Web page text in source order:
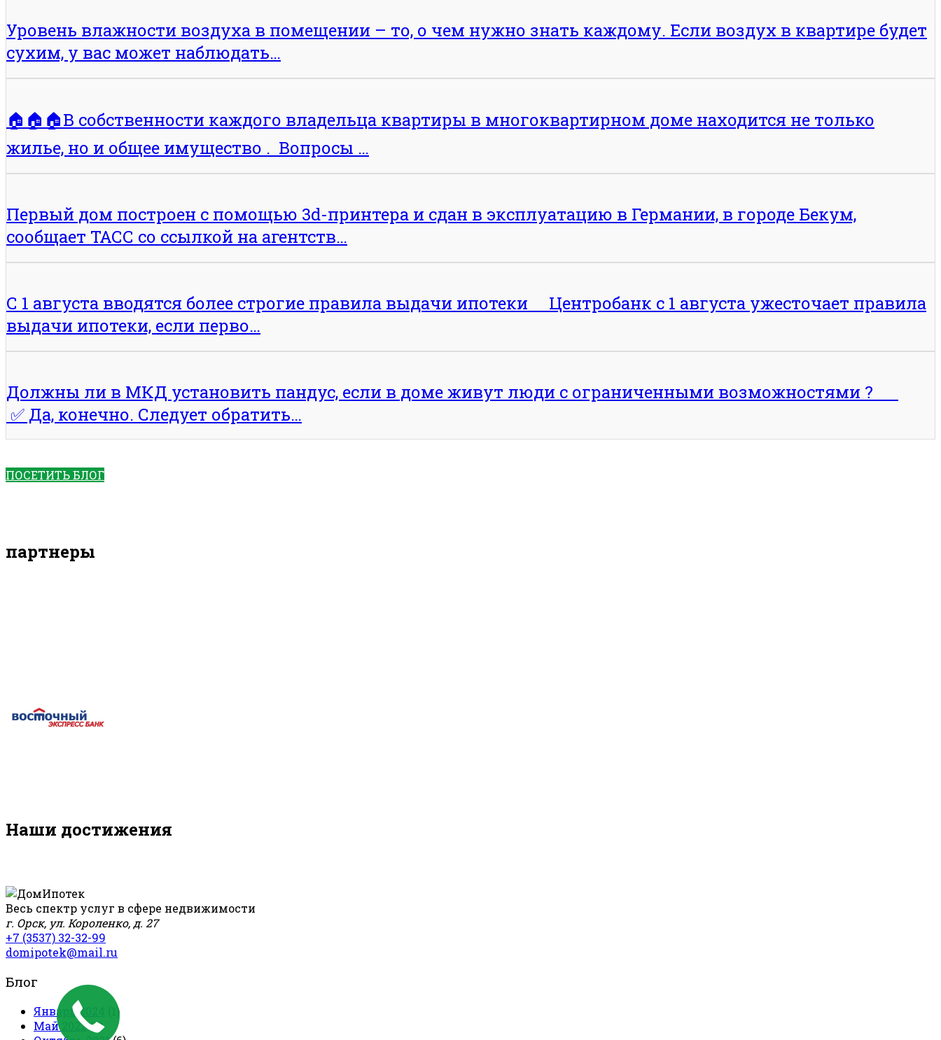
Уровень влажности воздуха в помещении – то, о чем нужно знать каждому. Если воздух в квартире будет
сухим, у вас может наблюдать…
🏠🏠🏠В собственности каждого владельца квартиры в многоквартирном доме находится не только
жилье, но и общее имущество . Вопросы …
Первый дом построен с помощью 3d-принтера и сдан в эксплуатацию в Германии, в городе Бекум,
сообщает ТАСС со ссылкой на агентств…
С 1 августа вводятся более строгие правила выдачи ипотеки ⠀ Центробанк с 1 августа ужесточает правила
выдачи ипотеки, если перво…
Должны ли в МКД установить пандус, если в доме живут люди с ограниченными возможностями ?
✅ Да, конечно. Следует обратить…
ПОСЕТИТЬ БЛОГ
партнеры
Наши достижения
Весь спектр услуг в сфере недвижимости
г. Орск, ул. Короленко, д. 27
+7 (3537) 32-32-99
domipotek@mail.ru
Блог
Январь 2024
(1)
Май 2022(2)